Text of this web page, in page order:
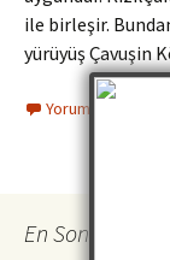
ile birleşir.
yürüyüş Çavuşin
Yorum yapın
En Son